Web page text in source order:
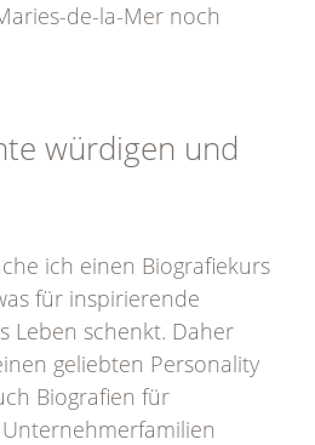
de-la-Mer noch
würdigen und
ich einen Biografiekurs
für inspirierende
Leben schenkt. Daher
geliebten Personality
Biografien für